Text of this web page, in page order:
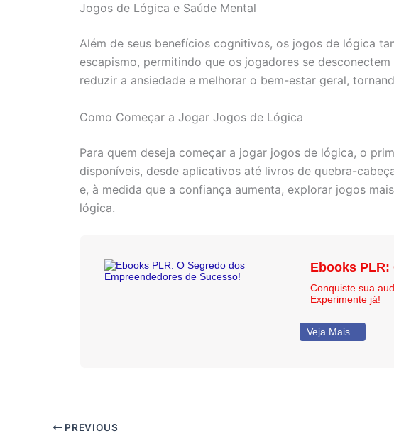
Jogos de Lógica e Saúde Mental
Além de seus benefícios cognitivos, os jogos de lógica
escapismo, permitindo que os jogadores se
reduzir a ansiedade e melhorar o bem-estar geral,
Como Começar a Jogar Jogos de Lógica
Para quem deseja começar a jogar jogos de lógica, o
disponíveis, desde aplicativos até livros de quebra-
e, à medida que a confiança aumenta, explorar jogos
lógica.
Ebooks PLR:
Conquiste sua
Experimente já!
Veja Mais...
PREVIOUS